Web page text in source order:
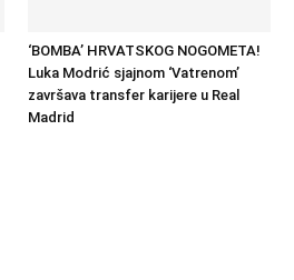
‘BOMBA’ HRVATSKOG NOGOMETA!
Luka Modrić sjajnom ‘Vatrenom’
završava transfer karijere u Real
Madrid